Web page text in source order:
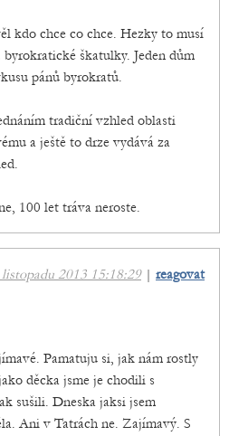
kdo chce co chce. Hezky to musí
škatulky. Jeden dům
pánů byrokratů.
tradiční vzhled oblasti
a ještě to drze vydává za
100 let tráva neroste.
2013 15:18:29| reagovat
Pamatuju si, jak nám rostly
děcka jsme je chodili s
sušili. Dneska jaksi jsem
Ani v Tatrách ne. Zajímavý. S